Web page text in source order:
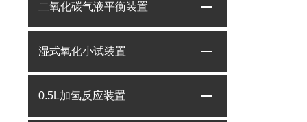
二氧化碳气液平衡装置
湿式氧化小试装置
0.5L加氢反应装置